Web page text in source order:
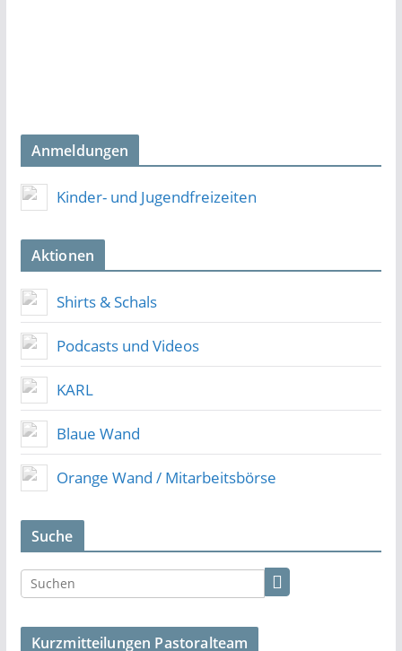
Anmeldungen
Kinder- und Jugendfreizeiten
Aktionen
Shirts & Schals
Podcasts und Videos
KARL
Blaue Wand
Orange Wand / Mitarbeitsbörse
Suche
Kurzmitteilungen Pastoralteam